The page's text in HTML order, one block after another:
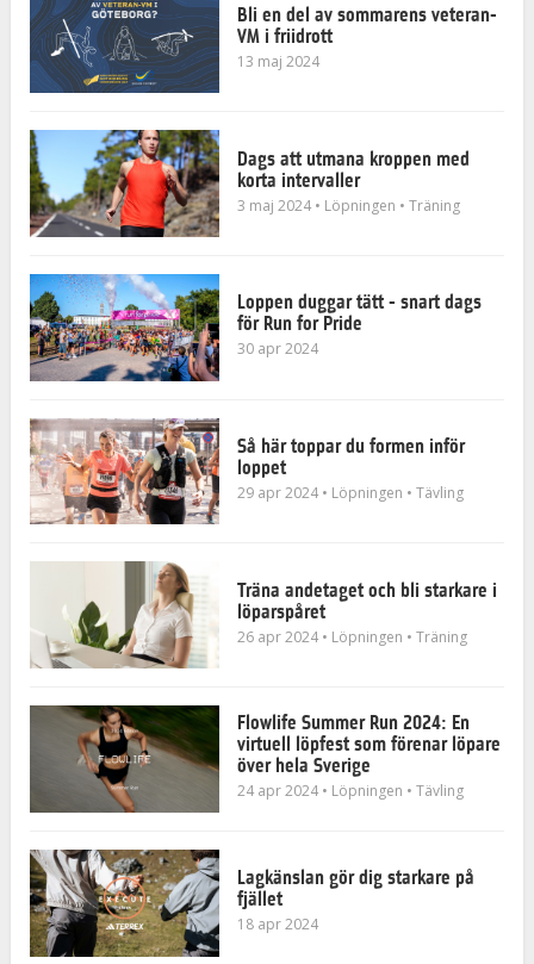
Bli en del av sommarens veteran-
VM i friidrott
13 maj 2024
Dags att utmana kroppen med
korta intervaller
3 maj 2024 • Löpningen • Träning
Loppen duggar tätt - snart dags
för Run for Pride
30 apr 2024
Så här toppar du formen inför
loppet
29 apr 2024 • Löpningen • Tävling
Träna andetaget och bli starkare i
löparspåret
26 apr 2024 • Löpningen • Träning
Flowlife Summer Run 2024: En
virtuell löpfest som förenar löpare
över hela Sverige
24 apr 2024 • Löpningen • Tävling
Lagkänslan gör dig starkare på
fjället
18 apr 2024